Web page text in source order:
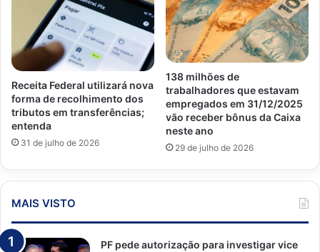
Receita Federal utilizará nova
forma de recolhimento dos
tributos em transferências;
entenda
31 de julho de 2026
138 milhões de
trabalhadores que estavam
empregados em 31/12/2025
vão receber bônus da Caixa
neste ano
29 de julho de 2026
MAIS VISTO
PF pede autorização para investigar vice